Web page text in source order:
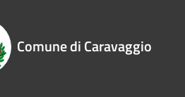
Comune di Caravaggio